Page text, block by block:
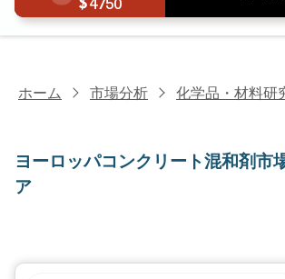
ホーム 市場分析 化学品・材料研
ヨーロッパコンクリート混和剤市
ア